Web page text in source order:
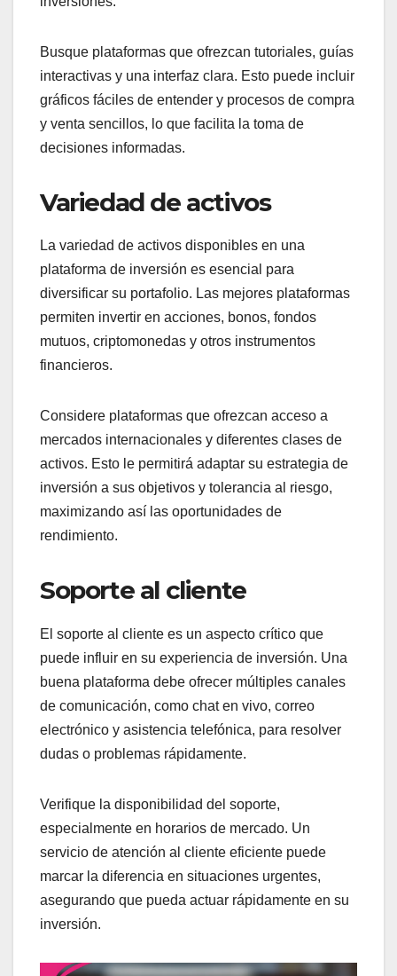
Busque plataformas que ofrezcan tutoriales, guías
interactivas y una interfaz clara. Esto puede incluir
gráficos fáciles de entender y procesos de compra
y venta sencillos, lo que facilita la toma de
decisiones informadas.
Variedad de activos
La variedad de activos disponibles en una
plataforma de inversión es esencial para
diversificar su portafolio. Las mejores plataformas
permiten invertir en acciones, bonos, fondos
mutuos, criptomonedas y otros instrumentos
financieros.
Considere plataformas que ofrezcan acceso a
mercados internacionales y diferentes clases de
activos. Esto le permitirá adaptar su estrategia de
inversión a sus objetivos y tolerancia al riesgo,
maximizando así las oportunidades de
rendimiento.
Soporte al cliente
El soporte al cliente es un aspecto crítico que
puede influir en su experiencia de inversión. Una
buena plataforma debe ofrecer múltiples canales
de comunicación, como chat en vivo, correo
electrónico y asistencia telefónica, para resolver
dudas o problemas rápidamente.
Verifique la disponibilidad del soporte,
especialmente en horarios de mercado. Un
servicio de atención al cliente eficiente puede
marcar la diferencia en situaciones urgentes,
asegurando que pueda actuar rápidamente en su
inversión.